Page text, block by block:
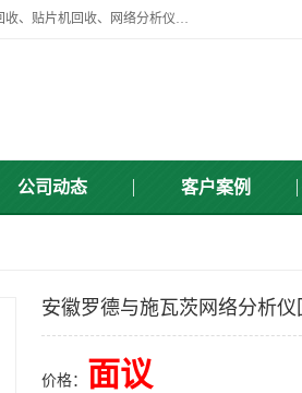
苏州讯芯微电子设备有限公司是一家做资源回收类企业，主要回收类目有：X-Ray回收、蓝牙测试仪回收、频谱分析仪回收、贴片机回收、网络分析仪回收、信号发生器回收等，从企业单位的需求出发，试通过本网络平台的建立有效整合物资市场，使可再生资源获得合理的流通和科学的再利用。
公司动态 客户案例
安徽罗德与施瓦茨网络分析
价格： 面议